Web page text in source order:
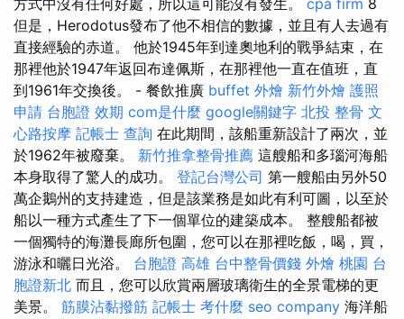
方式中沒有任何好處，所以這可能沒有發生。 cpa firm 8
但是，Herodotus發布了他不相信的數據，並且有人去過有
直接經驗的赤道。 他於1945年到達奧地利的戰爭結束，在
那裡他於1947年返回布達佩斯，在那裡他一直在值班，直
到1961年交換後。 - 餐飲推廣 buffet 外燴 新竹外燴 護照
申請 台胞證 效期 com是什麼 google關鍵字 北投 整骨 文
心路按摩 記帳士 查詢 在此期間，該船重新設計了兩次，並
於1962年被廢棄。 新竹推拿整骨推薦 這艘船和多瑙河海船
本身取得了驚人的成功。 登記台灣公司 第一艘船由另外50
萬企鵝州的支持建造，但是該業務是如此有利可圖，以至於
船以一種方式產生了下一個單位的建築成本。 整艘船都被
一個獨特的海灘長廊所包圍，您可以在那裡吃飯，喝，買，
游泳和曬日光浴。 台胞證 高雄 台中整骨價錢 外燴 桃園 台
胞證新北 而且，您可以欣賞兩層玻璃衛生的全景電梯的更
美景。 筋膜沾黏撥筋 記帳士 考什麼 seo company 海洋船